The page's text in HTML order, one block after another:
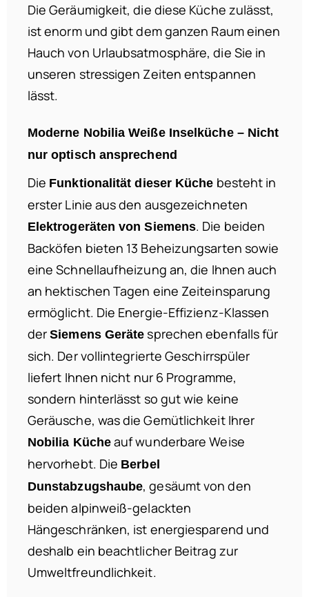
Die Geräumigkeit, die diese Küche zulässt,
ist enorm und gibt dem ganzen Raum einen
Hauch von Urlaubsatmosphäre, die Sie in
unseren stressigen Zeiten entspannen
lässt.
Moderne Nobilia Weiße Inselküche – Nicht
nur optisch ansprechend
Die Funktionalität dieser Küche besteht in
erster Linie aus den ausgezeichneten
Elektrogeräten von Siemens. Die beiden
Backöfen bieten 13 Beheizungsarten sowie
eine Schnellaufheizung an, die Ihnen auch
an hektischen Tagen eine Zeiteinsparung
ermöglicht. Die Energie-Effizienz-Klassen
derSiemens Geräte sprechen ebenfalls für
sich. Der vollintegrierte Geschirrspüler
liefert Ihnen nicht nur 6 Programme,
sondern hinterlässt so gut wie keine
Geräusche, was die Gemütlichkeit Ihrer
Nobilia Kücheauf wunderbare Weise
hervorhebt. Die Berbel
Dunstabzugshaube, gesäumt von den
beiden alpinweiß-gelackten
Hängeschränken, ist energiesparend und
deshalb ein beachtlicher Beitrag zur
Umweltfreundlichkeit.